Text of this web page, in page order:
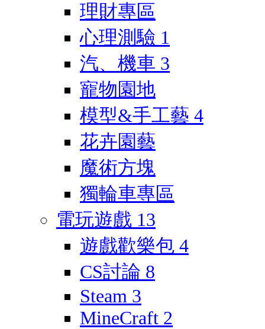
理財專區
心理測驗 1
汽、機車 3
寵物園地
模型&手工藝 4
花卉園藝
魔術方塊
獨輪車專區
電玩遊戲 13
遊戲歡樂包 4
CS討論 8
Steam 3
MineCraft 2